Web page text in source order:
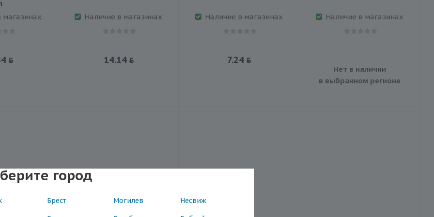
город
Брест Могилев Несвиж
магазинах Наличие в магазинах
14.14
Наличие в магазинах
7.24
Наличие в магазинах
Нет в наличии
в выбранном регионе